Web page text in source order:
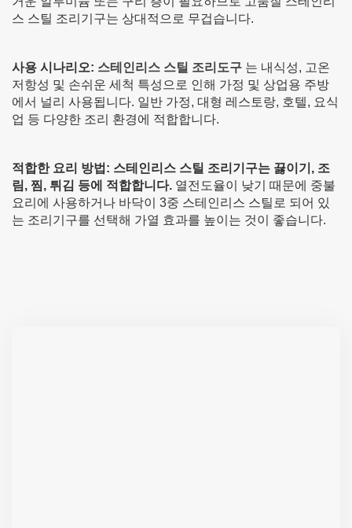
스 스틸 조리기구는 상대적으로 무겁습니다.
사용 시나리오: 스테인리스 스틸 조리도구 는 내식성, 고온
저항성 및 손쉬운 세척 특성으로 인해 가정 및 상업용 주방
에서 널리 사용됩니다. 일반 가정, 대형 레스토랑, 호텔, 요식
업 등 다양한 조리 환경에 적합합니다.
적합한 요리 방법: 스테인리스 스틸 조리기구는 끓이기, 조
림, 찜, 튀김 등에 적합합니다. 열전도율이 낮기 때문에 중불
요리에 사용하거나 바닥이 3중 스테인리스 스틸로 되어 있
는 조리기구를 선택해 가열 효과를 높이는 것이 좋습니다.